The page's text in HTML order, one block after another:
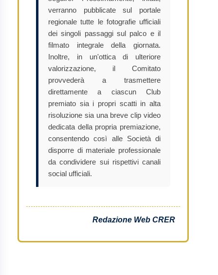
verranno pubblicate sul portale
regionale tutte le fotografie ufficiali
dei singoli passaggi sul palco e il
filmato integrale della giornata.
Inoltre, in un'ottica di ulteriore
valorizzazione, il Comitato
provvederà a trasmettere
direttamente a ciascun Club
premiato sia i propri scatti in alta
risoluzione sia una breve clip video
dedicata della propria premiazione,
consentendo così alle Società di
disporre di materiale professionale
da condividere sui rispettivi canali
social ufficiali.
Redazione Web CRER